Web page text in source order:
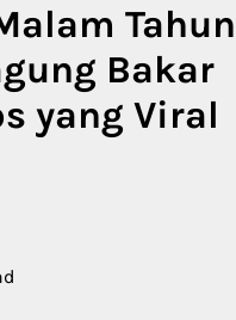
Tahun
Bakar
yang Viral